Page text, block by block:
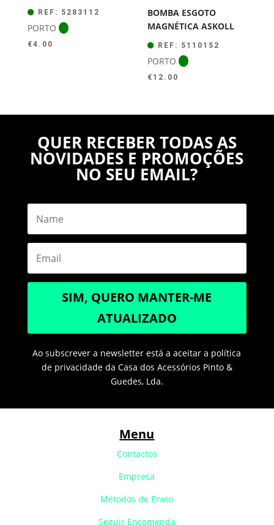
REF: 5283112
PORTO
€4.00
BOMBA ESGOTO
MAGNÉTICA ASKOLL
REF: 5110152
PORTO
€ 12.00
QUER RECEBER TODAS AS
NOVIDADES E PROMOÇÕES
NO SEU EMAIL?
SIM, QUERO MANTER-ME
ATUALIZADO
Ao subscrever a newsletter está a aceitar a política
de privacidade da Casa dos Acessórios Pinto &
Guedes, Lda.
Menu
Contactos
Empresa
Métodos de Envio
Seguir Encomenda